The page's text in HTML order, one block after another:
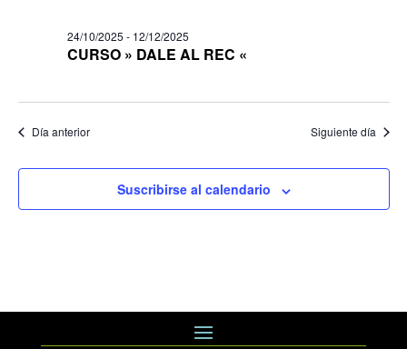
CURSO » DALE AL REC «
24/10/2025 - 12/12/2025
Día anterior Siguiente día
Suscribirse al calendario